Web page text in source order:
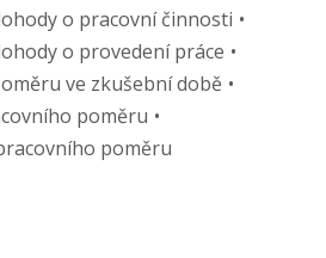
o pracovní činnosti
o provedení práce
ve zkušební době
poměru
poměru